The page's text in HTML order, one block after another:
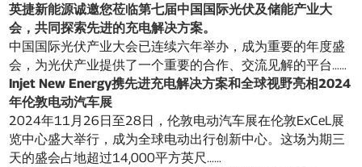
英捷新能源诚邀您莅临第七届中国国际光伏及储能产业大
会，共同探索先进的充电解决方案。
中国国际光伏产业大会已连续六年举办，成为重要的年度盛
会，为光伏产业提供了一个重要的合作、交流见解的平台……
Injet New Energy携先进充电解决方案和全球视野亮相2024
年伦敦电动汽车展
2024年11月26日至28日，伦敦电动汽车展在伦敦ExCeL展
览中心盛大举行，成为全球电动出行创新中心。这场为期三
天的盛会占地超过14,000平方英尺……